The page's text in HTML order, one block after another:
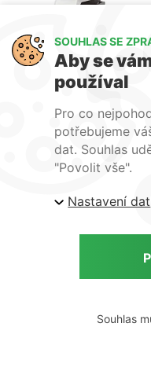
periferní aterektomii
záření o vlnové délce 355 nm
SOUHLAS SE
Aby se
používal
Pro co
potřebujeme
dat. Souhlas
"Povolit vše".
Nastavení dat
Souhlas